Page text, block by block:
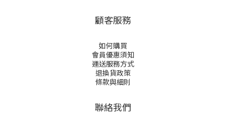
顧客服務
如何購買
會員優惠須知
運送服務方式
退換貨政策
條款與細則
聯絡我們